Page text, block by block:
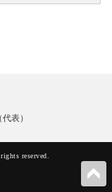
表）
reserved.